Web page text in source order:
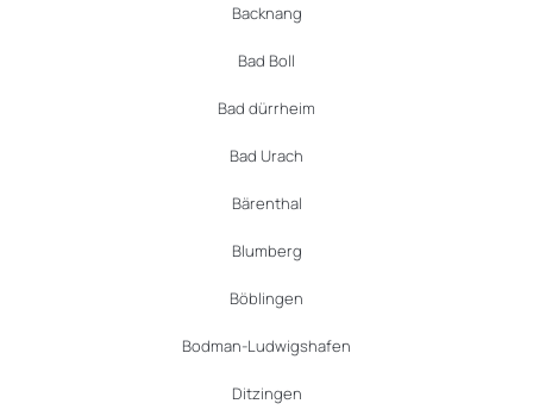
Backnang
Bad Boll
Bad dürrheim
Bad Urach
Bärenthal
Blumberg
Böblingen
Bodman-Ludwigshafen
Ditzingen